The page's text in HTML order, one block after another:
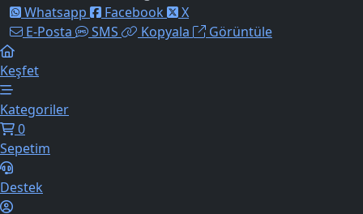
Whatsapp
Facebook
X
E-Posta
SMS Kopyala Görüntüle
Keşfet
Kategoriler
0
Sepetim
Destek